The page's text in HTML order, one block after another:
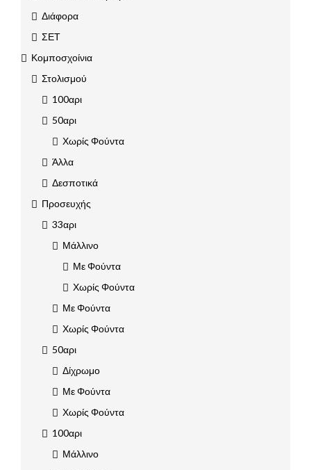
Διάφορα
ΣΕΤ
Κομποσχοίνια
Στολισμού
100αρι
50αρι
Χωρίς Φούντα
Άλλα
Δεσποτικά
Προσευχής
33αρι
Μάλλινο
Με Φούντα
Χωρίς Φούντα
Με Φούντα
Χωρίς Φούντα
50αρι
Δίχρωμο
Με Φούντα
Χωρίς Φούντα
100αρι
Μάλλινο